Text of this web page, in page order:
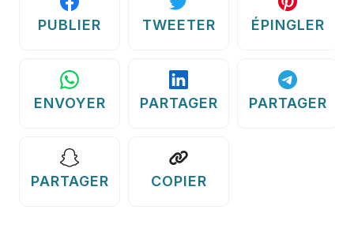
PUBLIER TWEETER ÉPINGLER
ENVOYER PARTAGER PARTAGER
PARTAGER COPIER